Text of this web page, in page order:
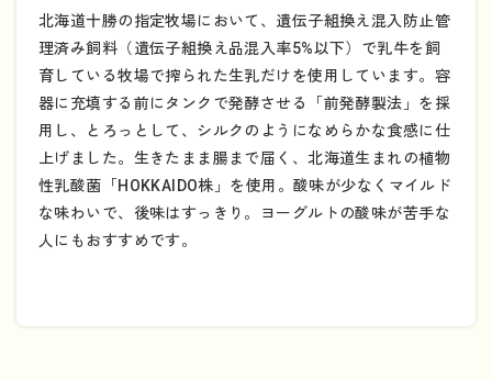
北海道十勝の指定牧場において、遺伝子組換え混入防止管
理済み飼料（遺伝子組換え品混入率5%以下）で乳牛を飼
育している牧場で搾られた生乳だけを使用しています。容
器に充填する前にタンクで発酵させる「前発酵製法」を採
用し、とろっとして、シルクのようになめらかな食感に仕
上げました。生きたまま腸まで届く、北海道生まれの植物
性乳酸菌「HOKKAIDO株」を使用。酸味が少なくマイルド
な味わいで、後味はすっきり。ヨーグルトの酸味が苦手な
人にもおすすめです。